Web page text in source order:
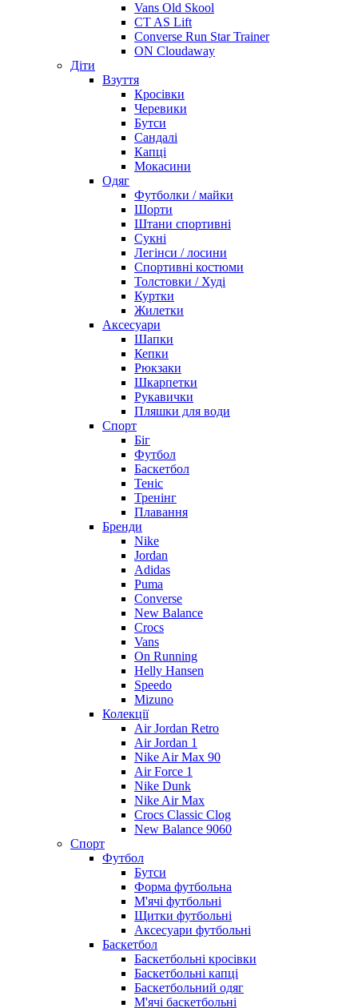
Vans Old Skool
CT AS Lift
Converse Run Star Trainer
ON Cloudaway
Діти
Взуття
Кросівки
Черевики
Бутси
Сандалі
Капці
Мокасини
Одяг
Футболки / майки
Шорти
Штани спортивні
Сукні
Легінси / лосини
Спортивні костюми
Толстовки / Худі
Куртки
Жилетки
Аксесуари
Шапки
Кепки
Рюкзаки
Шкарпетки
Рукавички
Пляшки для води
Спорт
Біг
Футбол
Баскетбол
Теніс
Тренінг
Плавання
Бренди
Nike
Jordan
Adidas
Puma
Converse
New Balance
Crocs
Vans
On Running
Helly Hansen
Speedo
Mizuno
Колекції
Air Jordan Retro
Air Jordan 1
Nike Air Max 90
Air Force 1
Nike Dunk
Nike Air Max
Crocs Classic Clog
New Balance 9060
Спорт
Футбол
Бутси
Форма футбольна
М'ячі футбольні
Щитки футбольні
Аксесуари футбольні
Баскетбол
Баскетбольні кросівки
Баскетбольні капці
Баскетбольний одяг
М'ячі баскетбольні